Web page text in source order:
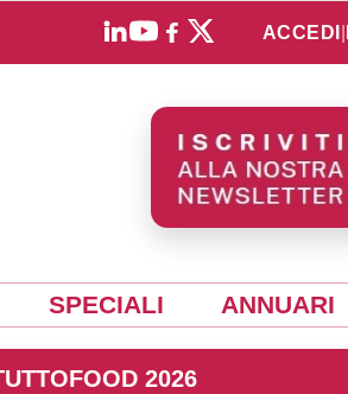
ACCEDI
SPECIALI ANNUARI
2026